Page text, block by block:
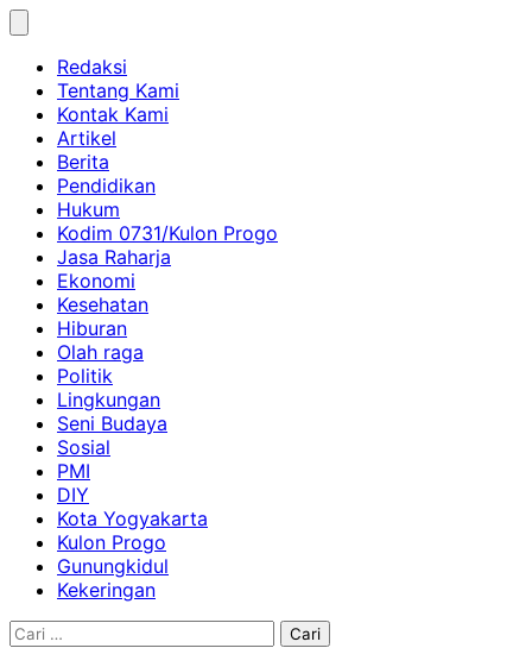
Skip
contentRedaksi
Tentang Kami
Kontak Kami
Artikel
Berita
Pendidikan
Hukum
Kodim 0731/Kulon Progo
Jasa Raharja
Ekonomi
Kesehatan
Hiburan
Olah raga
Politik
Lingkungan
Seni Budaya
Sosial
PMI
DIY
Kota Yogyakarta
Kulon Progo
Gunungkidul
Kekeringan
Cari